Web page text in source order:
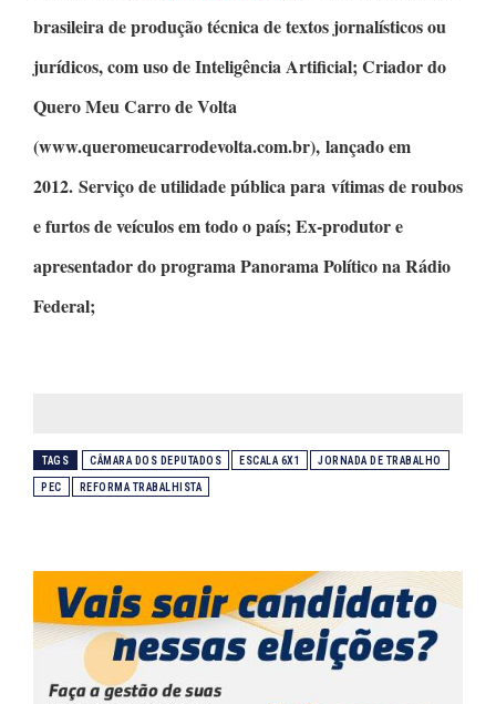
brasileira de produção técnica de textos jornalísticos ou
jurídicos, com uso de Inteligência Artificial;Criador do
Quero Meu Carro de Volta
(www.queromeucarrodevolta.com.br), lançado em
2012. Serviço de utilidade pública para vítimas de roubos
e furtos de veículos em todo o país; Ex-produtor e
apresentador do programaPanorama Políticona Rádio
Federal;
TAGS CÂMARA DOS DEPUTADOS ESCALA 6X1 JORNADA DE TRABALHO
PEC REFORMA TRABALHISTA